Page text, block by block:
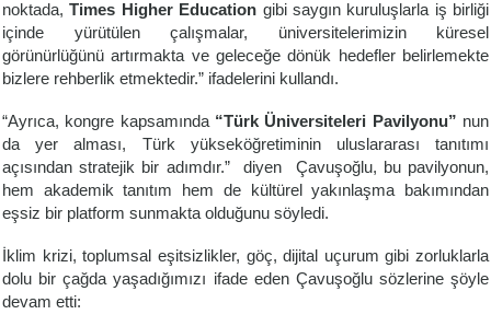
noktada,Times Higher Education gibi saygın kuruluşlarla iş birliği
içinde yürütülen çalışmalar, üniversitelerimizin küresel
görünürlüğünü artırmakta ve geleceğe dönük hedefler belirlemekte
bizlere rehberlik etmektedir.” ifadelerini kullandı.
“Ayrıca, kongre kapsamında “Türk Üniversiteleri Pavilyonu” nun
da yer alması, Türk yükseköğretiminin uluslararası tanıtımı
açısından stratejik bir adımdır.” diyen Çavuşoğlu, bu pavilyonun,
hem akademik tanıtım hem de kültürel yakınlaşma bakımından
eşsiz bir platform sunmakta olduğunu söyledi.
İklim krizi, toplumsal eşitsizlikler, göç, dijital uçurum gibi zorluklarla
dolu bir çağda yaşadığımızı ifade eden Çavuşoğlu sözlerine şöyle
devam etti: